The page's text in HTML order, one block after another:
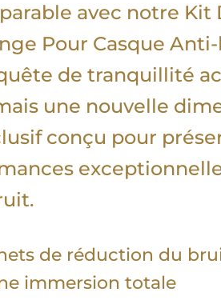
avec notre Kit
Pour Casque
de tranquillité
une nouvelle
conçu pour
de réduction du
immersion totale